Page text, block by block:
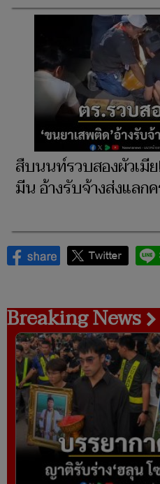
สืบนนท์รวบสองผัวเมี
มีน อ้างรับจ้างส่งแลก
Breaking News